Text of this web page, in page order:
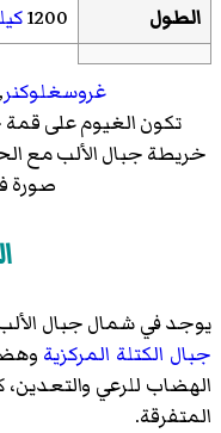
الطول
1200
غروسغلوكنر
تكون الغيوم على قمة
خريطة جبال الألب مع
صورة
يوجد في شمال جبال
جبال الكتلة المركزية
الهضاب للرعي
المتفرقة.